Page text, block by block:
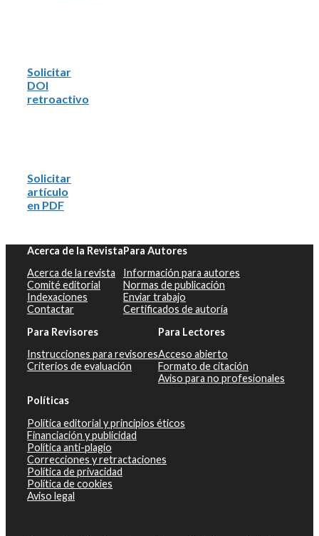
Solicitar
DOI
retroactivo
Solicitar
artículo
en PDF
Acerca de la Revista
Acerca de la revista
Comité editorial
Indexaciones
Contactar
Para Autores
Información para autores
Normas de publicación
Enviar trabajo
Certificados de autoría
Para Revisores
Instrucciones para revisores
Criterios de evaluación
Para Lectores
Acceso abierto
Formato de citación
Aviso para no profesionales
Políticas
Política editorial y principios éticos
Financiación y publicidad
Política anti-plagio
Correcciones y retractaciones
Política de privacidad
Política de cookies
Aviso legal